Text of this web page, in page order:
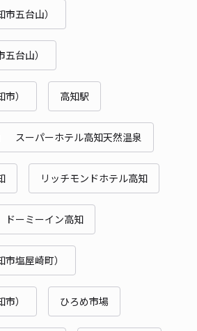
五台山）
台山）
） 高知駅
スーパーホテル高知天然温泉
リッチモンドホテル高知
ーミーイン高知
塩屋崎町）
） ひろめ市場